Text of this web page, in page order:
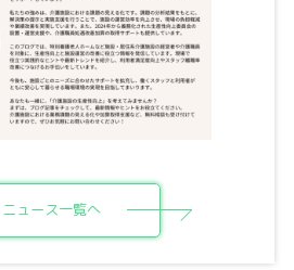
ニュース一覧へ